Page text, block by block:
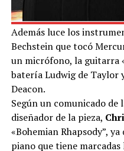
Además luce los
Bechstein que tocó
un micrófono, la guitarra
batería Ludwig de Taylor
Deacon.
Según un comunicado de
diseñador de la pieza,
«Bohemian Rhapsody”,
piano que tiene